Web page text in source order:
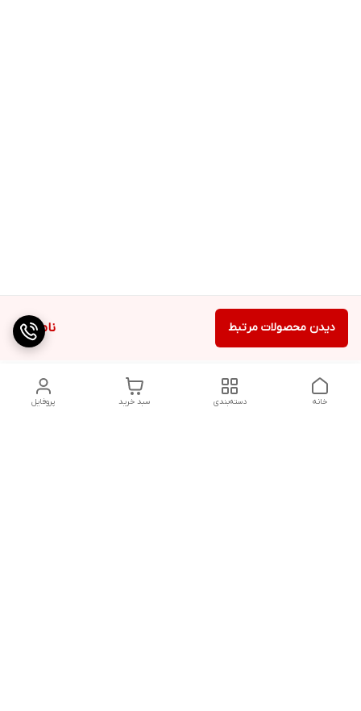
ناموجود دیدن محصولات مرتبط
پروفایل سبد خرید دسته‌بندی خانه